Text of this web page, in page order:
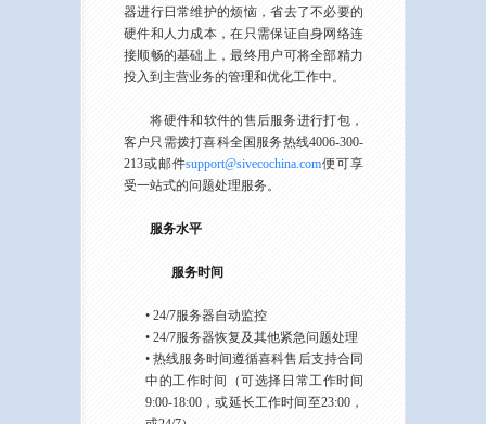
器进行日常维护的烦恼，省去了不必要的
硬件和人力成本，在只需保证自身网络连
接顺畅的基础上，最终用户可将全部精力
投入到主营业务的管理和优化工作中。
将硬件和软件的售后服务进行打包，
客户只需拨打喜科全国服务热线4006-300-
213或邮件support@sivecochina.com便可享
受一站式的问题处理服务。
服务水平
服务时间
• 24/7服务器自动监控
• 24/7服务器恢复及其他紧急问题处理
• 热线服务时间遵循喜科售后支持合同
中的工作时间（可选择日常工作时间
9:00-18:00，或延长工作时间至23:00，